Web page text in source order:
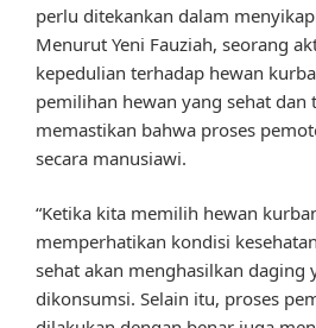
perlu ditekankan dalam
Menurut Yeni Fauziah, seorang
kepedulian terhadap hewan
pemilihan hewan yang sehat dan
memastikan bahwa proses
secara manusiawi.
“Ketika kita memilih hewan
memperhatikan kondisi
sehat akan menghasilkan daging
dikonsumsi. Selain itu, proses